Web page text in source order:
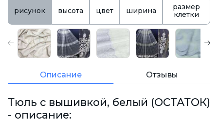
рисунок высота цвет ширина
размер
клетки
Описание Отзывы
Тюль с вышивкой, белый (ОСТАТОК)
- описание: